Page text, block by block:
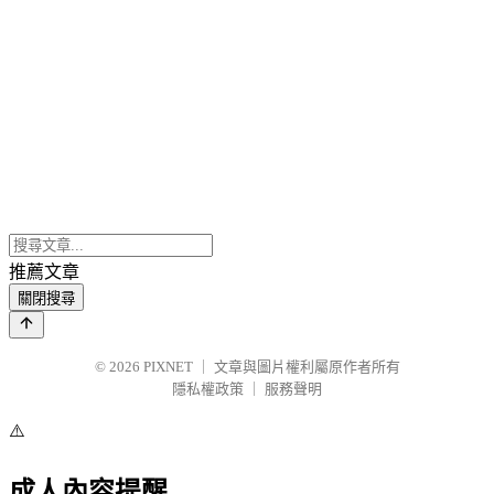
推薦文章
關閉搜尋
© 2026 PIXNET
文章與圖片權利屬原作者所有
隱私權政策
服務聲明
⚠️